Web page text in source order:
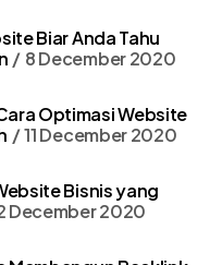
Biar Anda Tahu
8 December 2020
Optimasi Website
11 December 2020
Bisnis yang
December 2020